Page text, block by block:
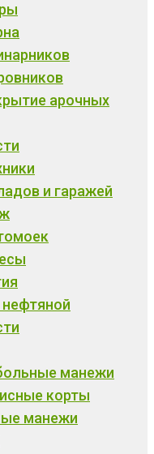
арочных
и гаражей
манежи
корты
манежи